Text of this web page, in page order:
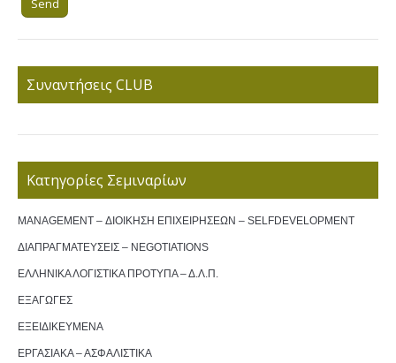
Συναντήσεις CLUB
Κατηγορίες Σεμιναρίων
MANAGEMENT – ΔΙΟΙΚΗΣΗ ΕΠΙΧΕΙΡΗΣΕΩΝ – SELFDEVELOPMENT
ΔΙΑΠΡΑΓΜΑΤΕΥΣΕΙΣ – NEGOTIATIONS
ΕΛΛΗΝΙΚΑ ΛΟΓΙΣΤΙΚΑ ΠΡΟΤΥΠΑ – Δ.Λ.Π.
ΕΞΑΓΩΓΕΣ
ΕΞΕΙΔΙΚΕΥΜΕΝΑ
ΕΡΓΑΣΙΑΚΑ – ΑΣΦΑΛΙΣΤΙΚΑ